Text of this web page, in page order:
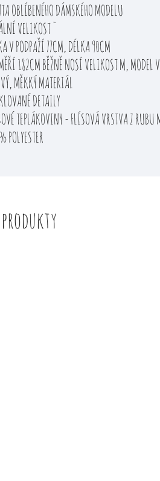
OBLÍBENÉHO DÁMSKÉHO MODELU
VELIKOST `
V PODPAŽÍ 77CM, DÉLKA 90CM
182CM BĚŽNĚ NOSÍ VELIKOST M, MODEL
MĚKKÝ MATERIÁL
DETAILY
TEPLÁKOVINY - FLÍSOVÁ VRSTVA Z